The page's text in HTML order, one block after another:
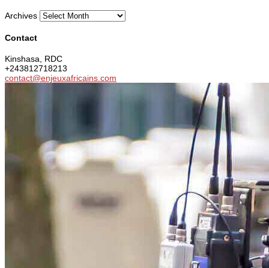
Archives
Contact
Kinshasa, RDC
+243812718213
contact@enjeuxafricains.com